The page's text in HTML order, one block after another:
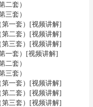
二套）
三套）
第一套）[视频讲解]
第二套）[视频讲解]
第三套）[视频讲解]
一套）[视频讲解]
二套）
三套）
第一套）[视频讲解]
第二套）[视频讲解]
第三套）[视频讲解]